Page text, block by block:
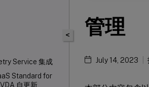
Service 集成
Standard for
自更新
< 管理
July 14, 2023